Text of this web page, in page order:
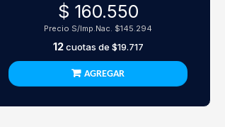
$ 160.550
Precio S/Imp.Nac. $145.294
12cuotas de $19.717
AGREGAR